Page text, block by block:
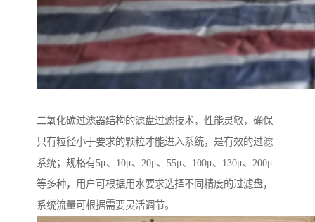
二氧化碳过滤器结构的滤盘过滤技术，性能灵敏，确保
只有粒径小于要求的颗粒才能进入系统，是有效的过滤
系统；规格有5μ、10μ、20μ、55μ、100μ、130μ、200μ
等多种，用户可根据用水要求选择不同精度的过滤盘，
系统流量可根据需要灵活调节。